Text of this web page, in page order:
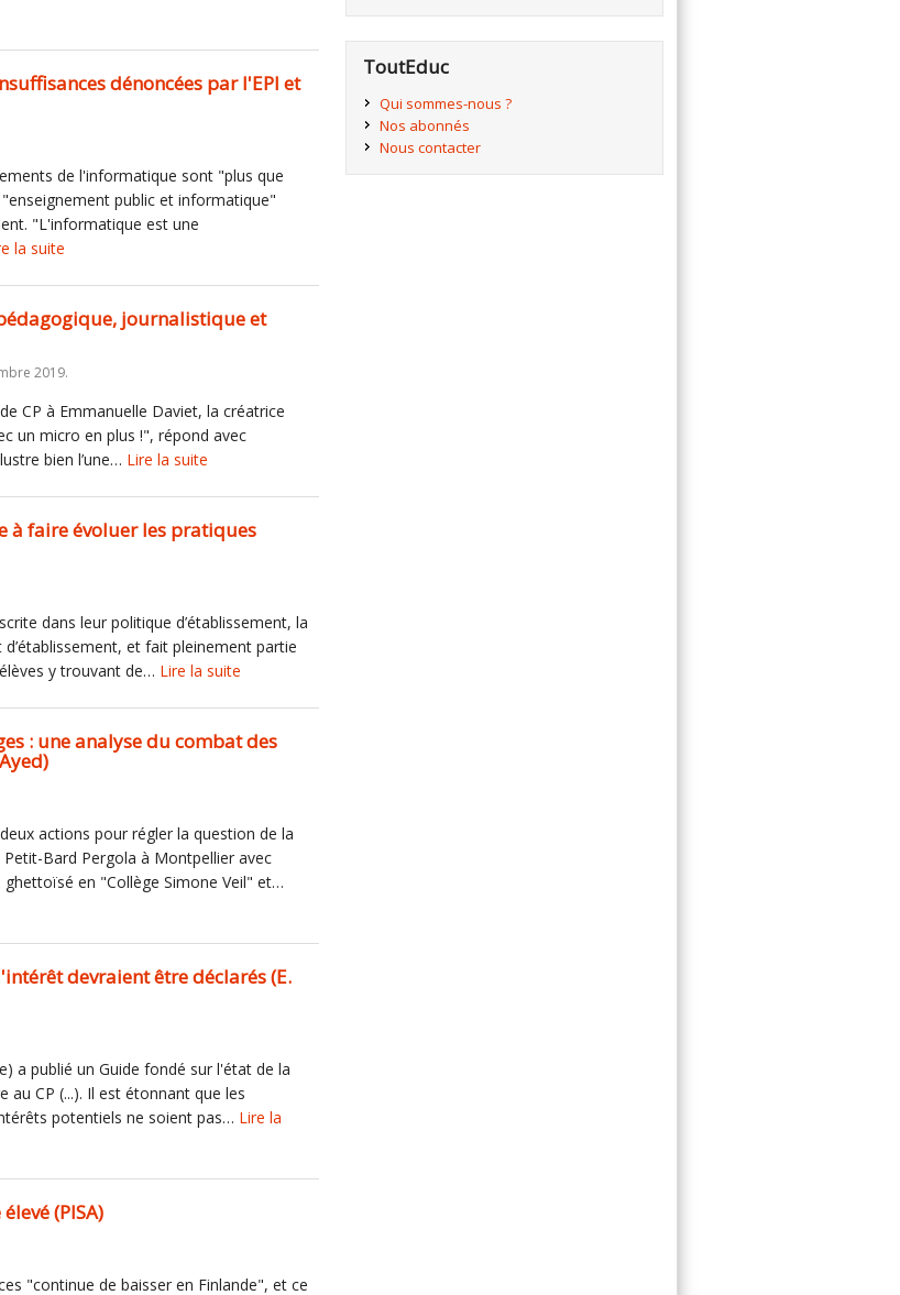
dénoncées par l'EPI et
de l'informatique sont "plus que
public et informatique"
"L'informatique est une
la suite
journalistique et
2019.
CP à Emmanuelle Daviet, la créatrice
un micro en plus !", répond avec
bien l’une… Lire la suite
à faire évoluer les pratiques
dans leur politique d’établissement, la
et fait pleinement partie
y trouvant de… Lire la suite
: une analyse du combat des
actions pour régler la question de la
Bard Pergola à Montpellier avec
en "Collège Simone Veil" et…
devraient être déclarés (E.
a publié un Guide fondé sur l'état de la
CP (...). Il est étonnant que les
potentiels ne soient pas… Lire la
(PISA)
"continue de baisser en Finlande", et ce
ToutEduc
Qui sommes-nous ?
Nos abonnés
Nous contacter